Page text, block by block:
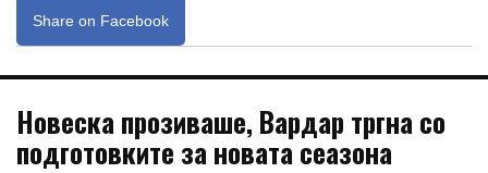
Share on Facebook
Новеска прозиваше, Вардар тргна со
подготовките за новата сеазона